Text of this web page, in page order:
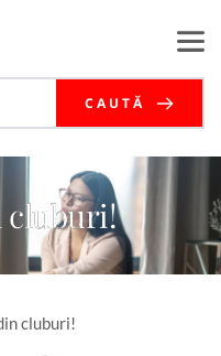
CAUTĂ
cluburi!
cluburi!